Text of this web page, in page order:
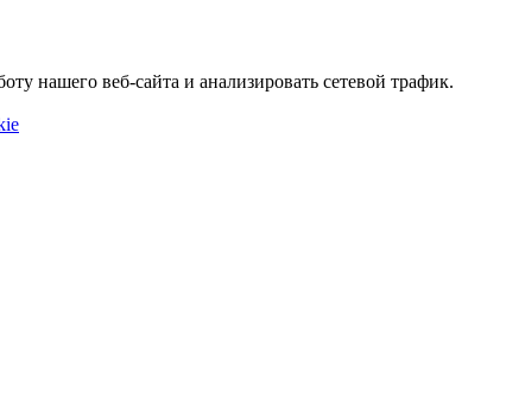
нашего веб-сайта и анализировать сетевой трафик.